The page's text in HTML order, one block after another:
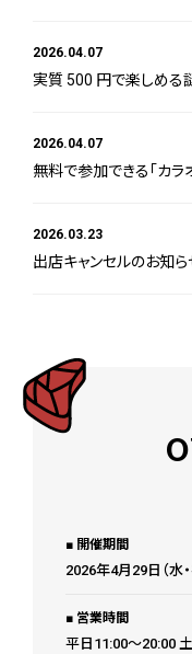
2026.04.07
実質 500 円で楽しめる謎
2026.04.07
無料で参加できる「カラ
2026.03.23
出店キャンセルのお知ら
開催期間
2026年4月29日（水
営業時間
平日11:00〜20:00